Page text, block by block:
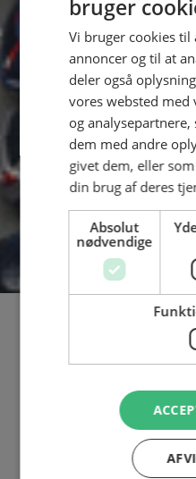
bruger
Vi bruger cookies
annoncer og til at
deler også
vores websted med
og
dem med andre
givet dem, eller
din brug af deres
Absolut
nødvendige